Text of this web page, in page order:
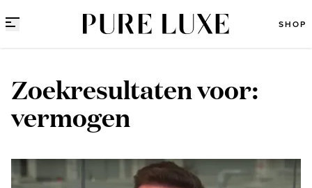
SHOP
Zoekresultaten voor:
vermogen